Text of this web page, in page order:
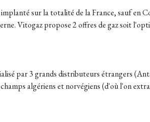
sur la totalité de la France, sauf en
Vitogaz propose 2 offres de gaz soit
par 3 grands distributeurs étrangers
algériens et norvégiens (d'où l'on